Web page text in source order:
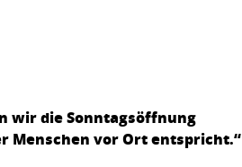
wir die Sonntagsöffnung
Menschen vor Ort entspricht.“